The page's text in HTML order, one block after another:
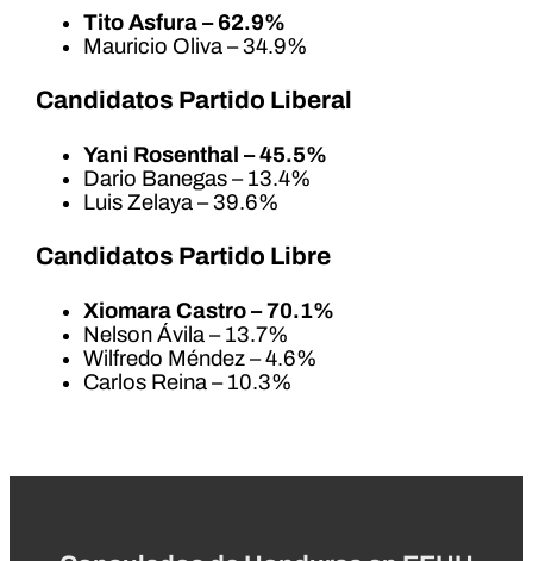
Tito Asfura – 62.9%
Mauricio Oliva – 34.9%
Candidatos Partido Liberal
Yani Rosenthal – 45.5%
Dario Banegas – 13.4%
Luis Zelaya – 39.6%
Candidatos Partido Libre
Xiomara Castro – 70.1%
Nelson Ávila – 13.7%
Wilfredo Méndez – 4.6%
Carlos Reina – 10.3%